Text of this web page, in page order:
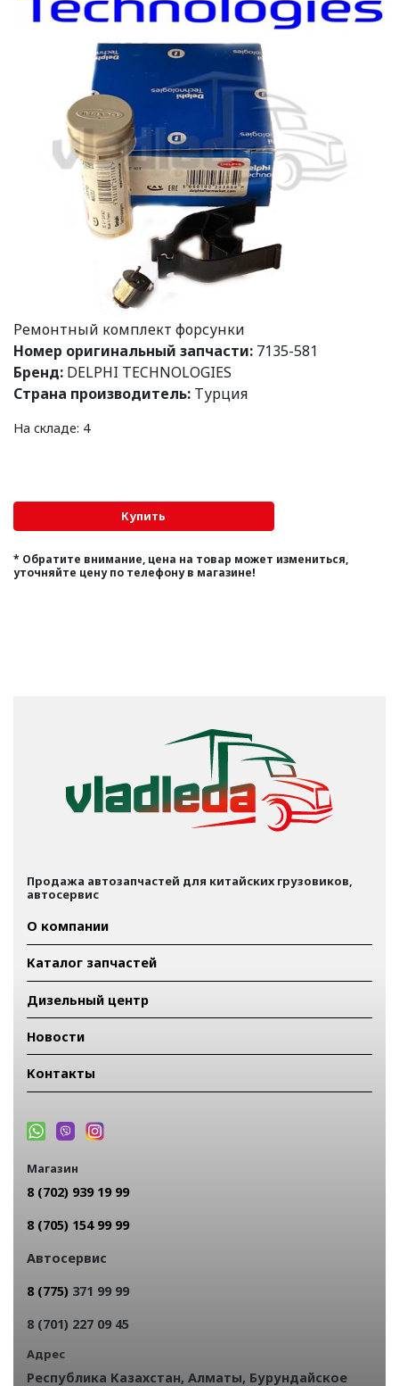
Ремонтный комплект форсунки
Номер оригинальный запчасти: 7135-581
Бренд: DELPHI TECHNOLOGIES
Страна производитель: Турция
На складе: 4
* Обратите внимание, цена на товар может измениться,
уточняйте цену по телефону в магазине!
Продажа автозапчастей для китайских грузовиков,
автосервис
О компании
Каталог запчастей
Дизельный центр
Новости
Контакты
Магазин
8 (702) 939 19 99
8 (705) 154 99 99
Автосервис
8 (775) 371 99 99
8 (701) 227 09 45
Адрес
Республика Казахстан, Алматы, Бурундайское